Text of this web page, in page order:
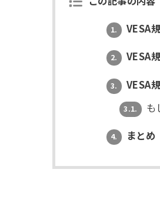
1. VESA
2. VESA
3. VESA
3.1. も
4. まとめ